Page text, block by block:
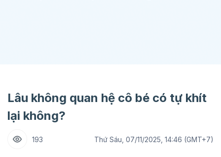
Lâu không quan hệ cô bé có tự khít
lại không?
193 Thứ Sáu, 07/11/2025, 14:46 (GMT+7)